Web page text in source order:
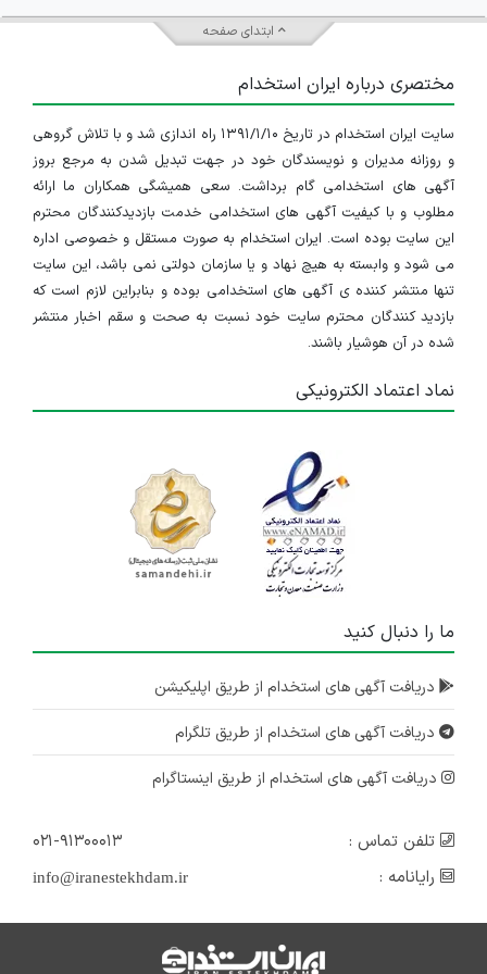
ابتدای صفحه
مختصری درباره ایران استخدام
سایت ایران استخدام در تاریخ ۱۳۹۱/۱/۱۰ راه اندازی شد و با تلاش گروهی
و روزانه مدیران و نویسندگان خود در جهت تبدیل شدن به مرجع بروز
آگهی های استخدامی گام برداشت. سعی همیشگی همکاران ما ارائه
مطلوب و با کیفیت آگهی های استخدامی خدمت بازدیدکنندگان محترم
این سایت بوده است. ایران استخدام به صورت مستقل و خصوصی اداره
می شود و وابسته به هیچ نهاد و یا سازمان دولتی نمی باشد، این سایت
تنها منتشر کننده ی آگهی های استخدامی بوده و بنابراین لازم است که
بازدید کنندگان محترم سایت خود نسبت به صحت و سقم اخبار منتشر
شده در آن هوشیار باشند.
نماد اعتماد الکترونیکی
ما را دنبال کنید
دریافت آگهی های استخدام از طریق اپلیکیشن
دریافت آگهی های استخدام از طریق تلگرام
دریافت آگهی های استخدام از طریق اینستاگرام
تلفن تماس :
۰۲۱-۹۱۳۰۰۰۱۳
رایانامه :
info@iranestekhdam.ir